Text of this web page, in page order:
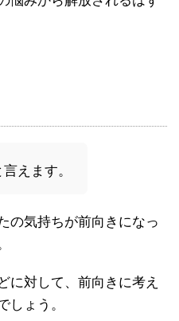
言えます。
の気持ちが前向きになっ
に対して、前向きに考え
しょう。